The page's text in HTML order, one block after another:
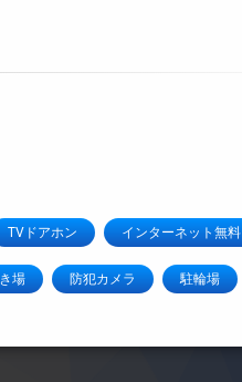
TVドアホン インターネット無料
場 防犯カメラ 駐輪場